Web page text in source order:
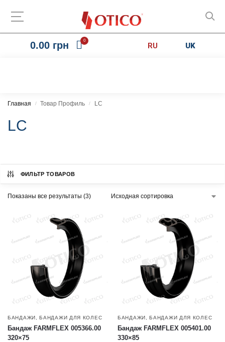
0.00 грн 0
RU UK
Главная / Товар Профиль / LC
LC
ФИЛЬТР ТОВАРОВ
Показаны все результаты (3)
БАНДАЖИ ,БАНДАЖИ ДЛЯ КОЛЕС
Бандаж FARMFLEX 005366.00
320×75
БАНДАЖИ ,БАНДАЖИ ДЛЯ КОЛЕС
Бандаж FARMFLEX 005401.00
330×85